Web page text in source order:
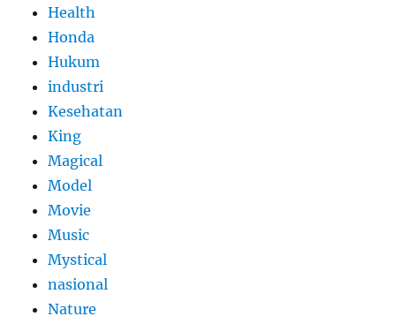
Health
Honda
Hukum
industri
Kesehatan
King
Magical
Model
Movie
Music
Mystical
nasional
Nature